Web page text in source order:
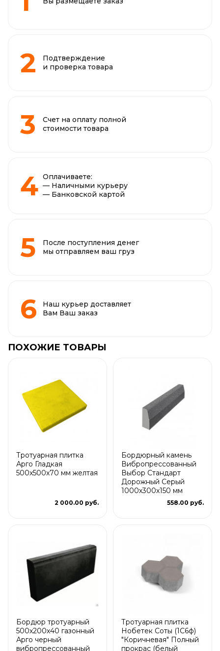
Подтверждение
и проверка товара
Счет на оплату полной
стоимости товара
Оплачиваете:
— Наличными курьеру
— Банковской картой
После поступления денег
мы отправляем ваш груз
Наш курьер доставляет
Вам Ваш заказ
ПОХОЖИЕ ТОВАРЫ
Тротуарная плитка
Арго Гладкая
500x500x70 мм желтая
2 000.00 руб.
Бордюрный камень
Вибропрессованный
Выбор Стандарт
Дорожный Серый
1000х300х150 мм
558.00 руб.
Бордюр тротуарный
500х200х40 газонный
Арго черный
вибропрессованный
Тротуарная плитка
Нобетек Соты (1С6ф)
"Коричневая" Полный
прокрас (белый